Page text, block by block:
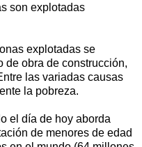
son explotadas
explotadas se
de obra de construcción,
las variadas causas
la pobreza.
el día de hoy aborda
de menores de edad